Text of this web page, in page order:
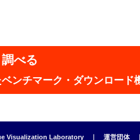
べる
ンチマーク・ダウンロード
Visualization Laboratory ｜ 運営団体